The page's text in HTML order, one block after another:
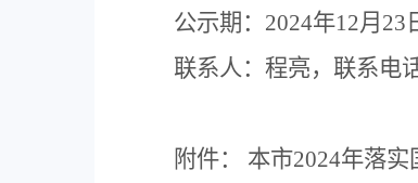
公示期： 2024年12月 23
联系人： 程亮， 联系电
附件： 本市2024年落实